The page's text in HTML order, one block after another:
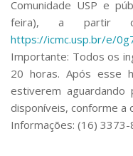
Comunidade USP e
feira), a partir
https://icmc.usp.br/e/
Importante: Todos os
20 horas. Após esse
estiverem aguardando
disponíveis, conforme a
Informações: (16) 3373-